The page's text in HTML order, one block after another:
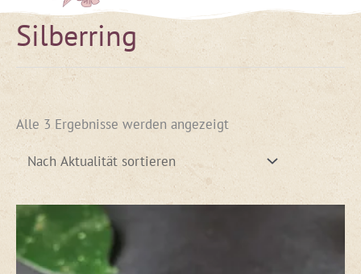
Silberring
Alle 3 Ergebnisse werden angezeigt
Nach
Aktualität
sortiert